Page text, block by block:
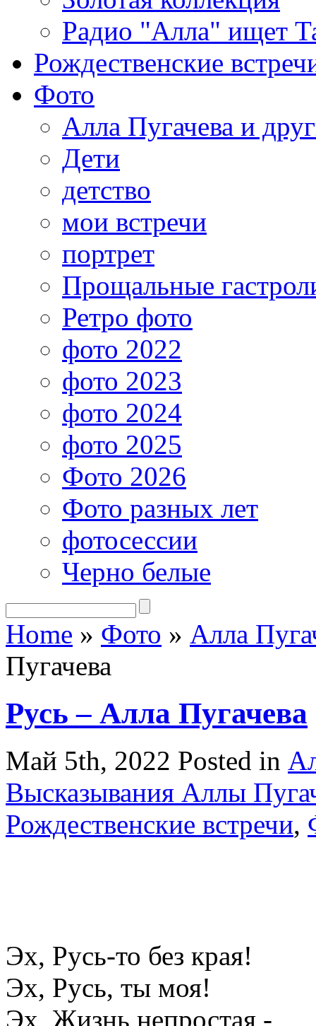
Радио "Алла" ищет
Рождественские
Фото
Алла Пугачева и
Дети
детство
мои встречи
портрет
Прощальные
Ретро фото
фото 2022
фото 2023
фото 2024
фото 2025
Фото 2026
Фото разных лет
фотосессии
Черно белые
Home » Фото » Алла
Пугачева
Русь – Алла Пугачева
Май 5th, 2022 Posted in
Высказывания Аллы
Рождественские встречи,
Эх, Русь-то без края!
Эх, Русь, ты моя!
Эх, Жизнь непростая -